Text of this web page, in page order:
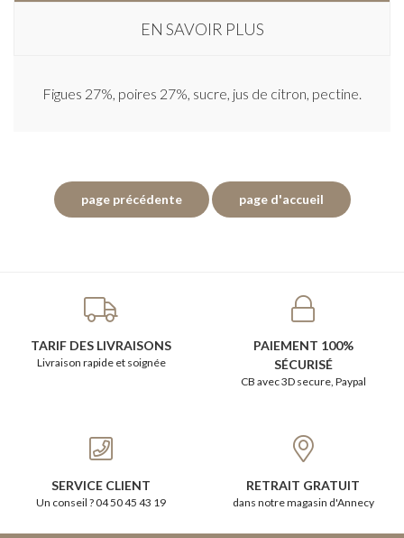
EN SAVOIR PLUS
Figues 27%, poires 27%, sucre, jus de citron, pectine.
TARIF DES LIVRAISONS
Livraison rapide et soignée
PAIEMENT 100%
SÉCURISÉ
CB avec 3D secure, Paypal
SERVICE CLIENT
Un conseil ? 04 50 45 43 19
RETRAIT GRATUIT
dans notre magasin d'Annecy